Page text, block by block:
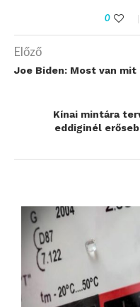
0
Előző
Joe Biden: Most van
Kínai mintára
eddiginél